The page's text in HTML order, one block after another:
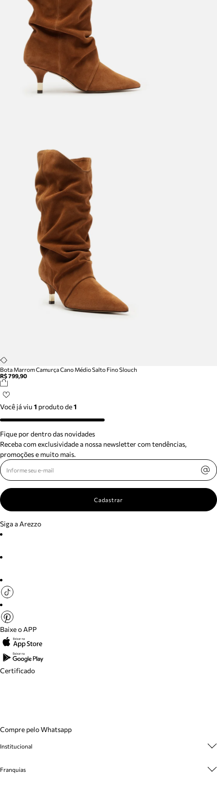
Bota Marrom Camurça Cano Médio Salto Fino Slouch
R$ 799,90
Você já viu 1 produtode1
Fique por dentro das novidades
Receba com exclusividade a nossa newsletter com tendências,
promoções e muito mais.
Cadastrar
Siga a Arezzo
Baixe o APP
Certificado
Compre pelo Whatsapp
Institucional
Cashback
Franquias